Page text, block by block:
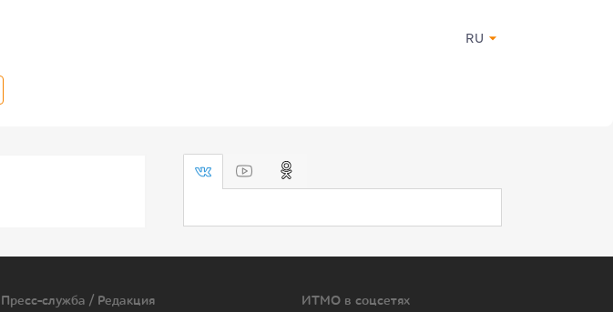
RU
Пресс-служба / Редакция ИТМО в соцсетях